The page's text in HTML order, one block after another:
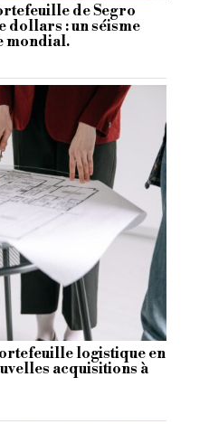
de Segro
: un séisme
mondial.
logistique en
acquisitions à